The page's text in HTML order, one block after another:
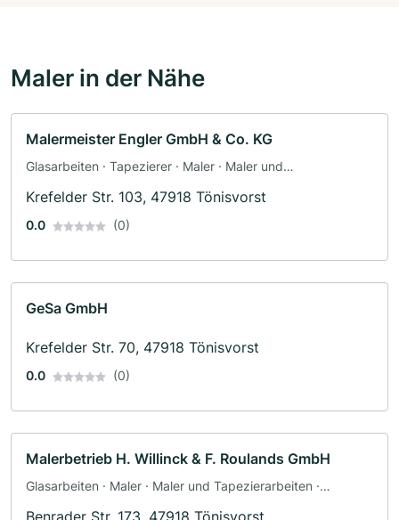
Maler in der Nähe
Malermeister Engler GmbH & Co. KG
Glasarbeiten · Tapezierer · Maler · Maler und
Schimmelsanierung · Dämmung
Krefelder Str. 103, 47918 Tönisvorst
0.0 (0)
GeSa GmbH
Krefelder Str. 70, 47918 Tönisvorst
0.0 (0)
Malerbetrieb H. Willinck & F. Roulands GmbH
Glasarbeiten · Maler · Maler und Tapezierarbeiten ·
Benrader Str. 173, 47918 Tönisvorst